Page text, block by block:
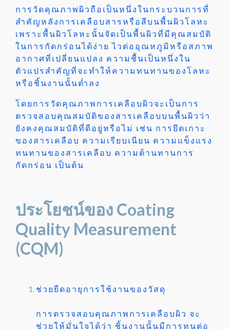
การวัดคุณภาพผิวถือเป็นหนึ่งในกระบวนการที่
สำคัญหลังการเคลือบสารหรือสีบนพื้นผิวโลหะ
เพราะพื้นผิวโลหะนั้นจัดเป็นพื้นผิวที่มีคุณสมบัติ
ในการกัดกร่อนได้ง่าย ไวต่ออุณหภูมิหรือสภาพ
อากาศที่เปลี่ยนแปลง ความชื้นเป็นหนึ่งใน
ตัวแปรสำคัญที่จะทำให้ความทนทานของโลหะ
หรือชิ้นงานนั้นต่ำลง
โดยการวัดคุณภาพการเคลือบผิวจะเป็นการ
ตรวจสอบคุณสมบัติของสารเคลือบบนพื้นผิวว่า
ยังคงคุณสมบัติที่ดีอยู่หรือไม่ เช่น การยึดเกาะ
ของสารเคลือบ ความเรียบเนียน ความแข็งแรง
ทนทานของสารเคลือบ ความต้านทานการ
กัดกร่อน เป็นต้น
ประโยชน์ของ Coating
Quality Measurement
(CQM)
ช่วยยืดอายุการใช้งานของวัสดุ
การตรวจสอบคุณภาพการเคลือบผิว จะ
ช่วยให้มั่นใจได้ว่า ชิ้นงานนั้นมีการทนต่อ